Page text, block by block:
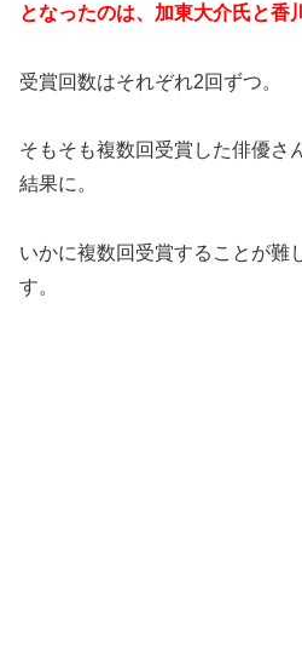
となったのは、加東大介氏と香
受賞回数はそれぞれ2回ずつ。
そもそも複数回受賞した俳優さ
結果に。
いかに複数回受賞することが難
す。